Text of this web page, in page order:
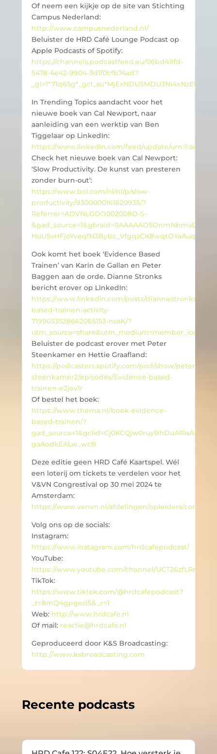
Of neem een kijkje op de site van Stichting
Campus Nederland:
http://www.campusnederland.nl/
Beluister de HRD Café Lounge Podcast op
Apple Podcasts of Spotify:
https://channels.podcastfeed.eu/06bd49fd-
5478-4e42-9904-3d1f0cfb74ad?
In Trending Topics aandacht voor het
nieuwe boek van Cal Newport, naar
aanleiding van een werktip van Ben
Tiggelaar op LinkedIn:
https://www.linkedin.com/feed/update/
Check het nieuwe boek van Cal Newport:
‘Slow Productivity. De kunst van presteren
zonder burn-out’:
https://www.bol.com/nl/nl/p/slow-
productivity/9300000161620935/?
Referrer=ADVNLGOO002008O-S–
Ook komt het boek ‘Evidence Based
Trainen’ van Karin de Gallan en Peter
Baggen aan de orde. Dianne Stronks
bericht erover op LInkedIn:
https://www.linkedin.com/posts/
based-trainen-activity-
7199033528662065153-nsaK/?
utm_source=share&utm_medium=member_ios
Beluister de podcast erover met Peter
Steenkamer en Hettie Graafland:
https://podcasters.spotify.com/pod/show/peter-
steenkamer2/episodes/Evidence-based-
trainen-e2jev1r
Of bestel het boek:
https://www.thema.nl/boek-evidence-
based-trainen/?
gaAodkEALw_wcB
Deze editie geen HRD Café Kaartspel. Wél
een loterij om tickets te verdelen voor het
V&VN Congrestival op 30 mei 2024 te
Amsterdam:
https://www.venvn.nl/afdelingen/opleiders/congres/
Volg ons op de socials:
Instagram:
https://www.instagram.com/hrdcafepodcast/
YouTube:
https://www.youtube.com/channel/
TikTok:
https://www.tiktok.com/@hrdcafepodcast?
_t=8mQ4gpgezi5&_r=1
Web: http://www.hrdcafe.nl
Of mail: reactie@hrdcafe.nl
Geproduceerd door K&S Broadcasting:
http://www.ksbroadcasting.com
Recente podcasts